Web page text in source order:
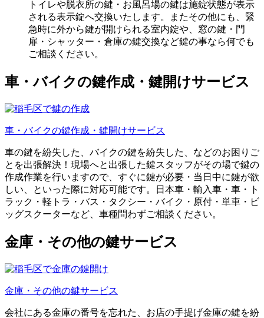
トイレや脱衣所の鍵・お風呂場の鍵は施錠状態が表示
される表示錠へ交換いたします。またその他にも、緊
急時に外から鍵が開けられる室内錠や、窓の鍵・門
扉・シャッター・倉庫の鍵交換など鍵の事なら何でも
ご相談ください。
車・バイクの鍵作成・鍵開けサービス
車・バイクの鍵作成・鍵開けサービス
車の鍵を紛失した、バイクの鍵を紛失した、などのお困りご
とを出張解決！現場へと出張した鍵スタッフがその場で鍵の
作成作業を行いますので、すぐに鍵が必要・当日中に鍵が欲
しい、といった際に対応可能です。日本車・輸入車・車・ト
ラック・軽トラ・バス・タクシー・バイク・原付・単車・ビ
ッグスクーターなど、車種問わずご相談ください。
金庫・その他の鍵サービス
金庫・その他の鍵サービス
会社にある金庫の番号を忘れた、お店の手提げ金庫の鍵を紛